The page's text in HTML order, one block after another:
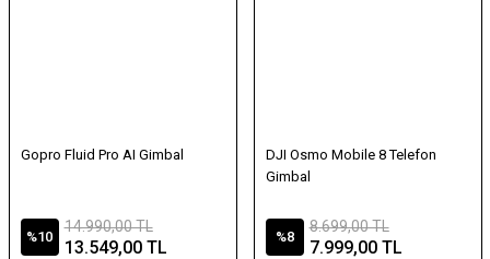
Gopro Fluid Pro AI Gimbal
%10
14.990,00 TL
13.549,00 TL
DJI Osmo Mobile 8 Telefon
Gimbal
%8
8.699,00 TL
7.999,00 TL